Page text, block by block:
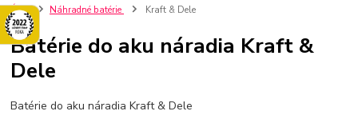
Úvod Náhradné batérie Kraft & Dele
Batérie do aku náradia Kraft &
Dele
Batérie do aku náradia Kraft & Dele